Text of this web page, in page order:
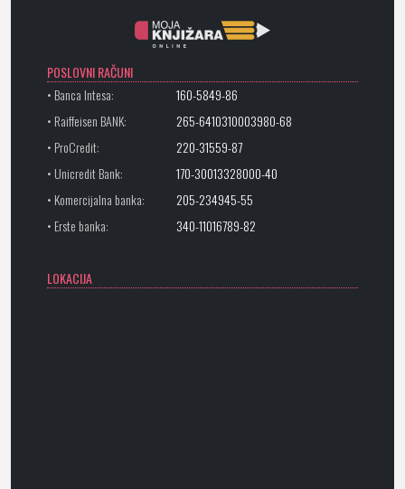
POSLOVNI RAČUNI
• Banca Intesa:
160-5849-86
• Raiffeisen BANK:
265-6410310003980-68
• ProCredit:
220-31559-87
• Unicredit Bank:
170-30013328000-40
• Komercijalna banka:
205-234945-55
• Erste banka:
340-11016789-82
LOKACIJA